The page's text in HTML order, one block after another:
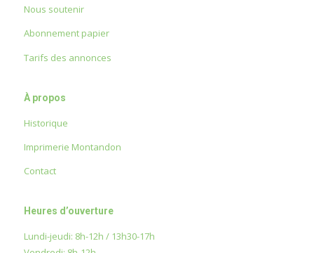
Nous soutenir
Abonnement papier
Tarifs des annonces
À propos
Historique
Imprimerie Montandon
Contact
Heures d’ouverture
Lundi-jeudi: 8h-12h / 13h30-17h